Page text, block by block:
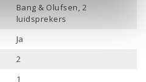
Bang & Olufsen, 2
luidsprekers
Ja
2
1